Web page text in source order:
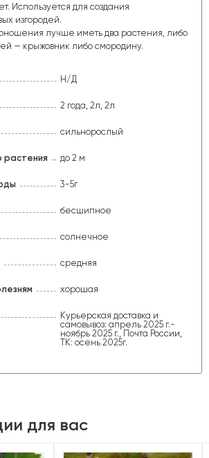
Используется для создания
изгородей.
лучше иметь два растения, либо
— крыжовник либо смородину.
Н/Д
2 года, 2л, 2л
сильнорослый
растения до 2 м
3-5г
бесшипное
солнечное
средняя
хорошая
Курьерская доставка и
самовывоз: апрель 2025 г.-
ноябрь 2025 г., Почта России,
ТК: осень 2025г.
для вас